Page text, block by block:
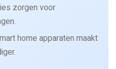
zorgen voor
home apparaten maakt